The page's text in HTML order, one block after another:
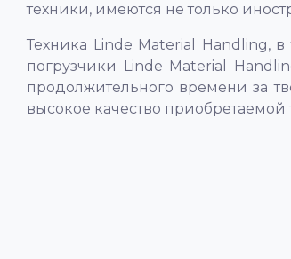
техники, имеются не только
Техника Linde Material Handling,
погрузчики Linde Material
продолжительного времени за
высокое качество приобретаемой